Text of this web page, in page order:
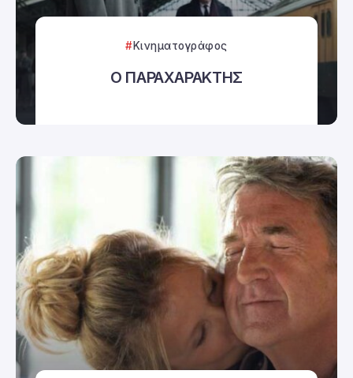
Κινηματογράφος
Ο ΠΑΡΑΧΑΡΑΚΤΗΣ